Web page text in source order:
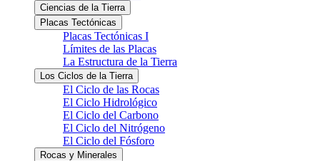
Ciencias de la Tierra
Placas Tectónicas
Placas Tectónicas I
Límites de las Placas
La Estructura de la Tierra
Los Ciclos de la Tierra
El Ciclo de las Rocas
El Ciclo Hidrológico
El Ciclo del Carbono
El Ciclo del Nitrógeno
El Ciclo del Fósforo
Rocas y Minerales